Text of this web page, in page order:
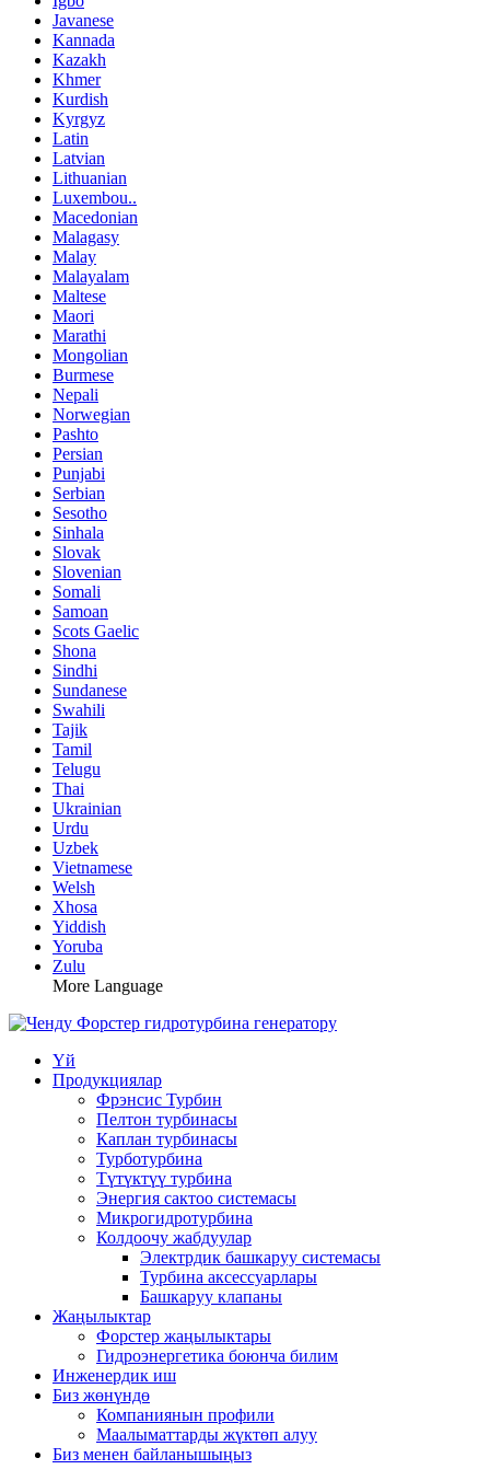
Javanese
Kannada
Kazakh
Khmer
Kurdish
Kyrgyz
Latin
Latvian
Lithuanian
Luxembou..
Macedonian
Malagasy
Malay
Malayalam
Maltese
Maori
Marathi
Mongolian
Burmese
Nepali
Norwegian
Pashto
Persian
Punjabi
Serbian
Sesotho
Sinhala
Slovak
Slovenian
Somali
Samoan
Scots Gaelic
Shona
Sindhi
Sundanese
Swahili
Tajik
Tamil
Telugu
Thai
Ukrainian
Urdu
Uzbek
Vietnamese
Welsh
Xhosa
Yiddish
Yoruba
Zulu
More Language
Үй
Продукциялар
Фрэнсис Турбин
Пелтон турбинасы
Каплан турбинасы
Турботурбина
Түтүктүү турбина
Энергия сактоо системасы
Микрогидротурбина
Колдоочу жабдуулар
Электрдик башкаруу системасы
Турбина аксессуарлары
Башкаруу клапаны
Жаңылыктар
Форстер жаңылыктары
Гидроэнергетика боюнча билим
Инженердик иш
Биз жөнүндө
Компаниянын профили
Маалыматтарды жүктөп алуу
Биз менен байланышыңыз